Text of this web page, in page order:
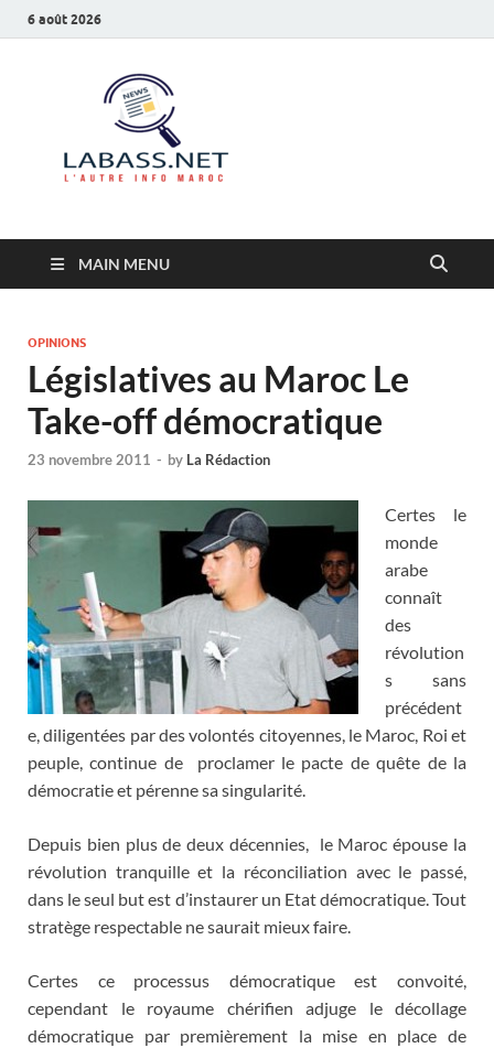
6 août 2026
MAIN MENU
OPINIONS
Législatives au Maroc Le
Take-off démocratique
23 novembre 2011 - by La Rédaction
Certes le
monde
arabe
connaît
des
révolution
s sans
précédent
e, diligentées par des volontés citoyennes, le Maroc, Roi et
peuple, continue de proclamer le pacte de quête de la
démocratie et pérenne sa singularité.
Depuis bien plus de deux décennies, le Maroc épouse la
révolution tranquille et la réconciliation avec le passé,
dans le seul but est d’instaurer un Etat démocratique. Tout
stratège respectable ne saurait mieux faire.
Certes ce processus démocratique est convoité,
cependant le royaume chérifien adjuge le décollage
démocratique par premièrement la mise en place de